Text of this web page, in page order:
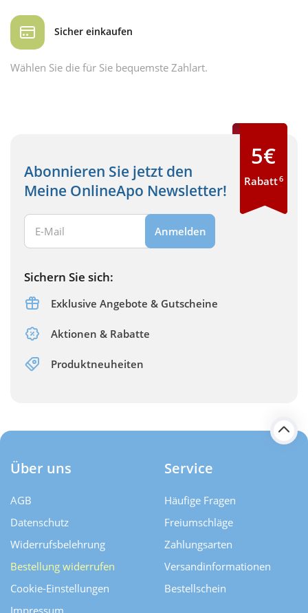
Sicher einkaufen
Wählen Sie die für Sie bequemste Zahlart.
Abonnieren Sie jetzt den
Meine OnlineApo Newsletter!
Ihre E-Mail Adresse:
Anmelden
Sichern Sie sich:
Exklusive Angebote & Gutscheine
Aktionen & Rabatte
Produktneuheiten
5€
Rabatt6
Über uns
AGB
Datenschutz
Widerrufsbelehrung
Bestellung widerrufen
Cookie-Einstellungen
Impressum
Service
Häufige Fragen
Freiumschläge
Zahlungsarten
Versand­informationen
Bestellschein